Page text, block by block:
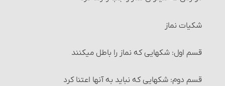
7- وقت کافی برای وضو داشته باشد.
8- قصد قربت‏
9- ترتیب
شکیات نماز
قسم اول: شکهایی که نماز را باطل می‏کنند
قسم دوم: شکهایی که نباید به آنها اعتنا کرد